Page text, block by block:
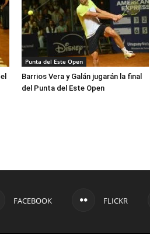
Punta del Este Open
Barrios Vera y Galán jugarán la final
del Punta del Este Open
FACEBOOK FLICKR